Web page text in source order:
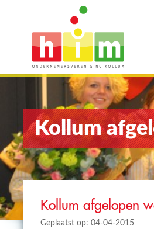
Kollum
Kollum afgelopen
Geplaatst op: 04-04-2015